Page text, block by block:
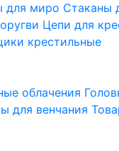
для миро Стаканы
Цепи для
крестильные
облачения
для венчания